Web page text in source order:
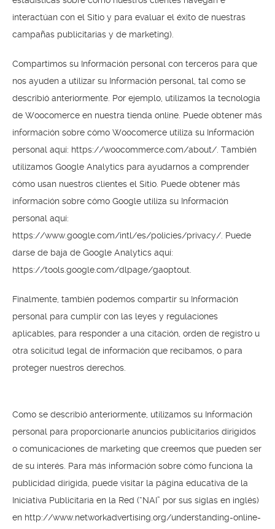
interactúan con el Sitio y para evaluar el éxito de nuestras
campañas publicitarias y de marketing).
Compartimos su Información personal con terceros para que
nos ayuden a utilizar su Información personal, tal como se
describió anteriormente. Por ejemplo, utilizamos la tecnología
de Woocomerce en nuestra tienda online. Puede obtener más
información sobre cómo Woocomerce utiliza su Información
personal aquí: https://woocommerce.com/about/. También
utilizamos Google Analytics para ayudarnos a comprender
cómo usan nuestros clientes el Sitio. Puede obtener más
información sobre cómo Google utiliza su Información
personal aquí:
https://www.google.com/intl/es/policies/privacy/. Puede
darse de baja de Google Analytics aquí:
https://tools.google.com/dlpage/gaoptout.
Finalmente, también podemos compartir su Información
personal para cumplir con las leyes y regulaciones
aplicables, para responder a una citación, orden de registro u
otra solicitud legal de información que recibamos, o para
proteger nuestros derechos.
Como se describió anteriormente, utilizamos su Información
personal para proporcionarle anuncios publicitarios dirigidos
o comunicaciones de marketing que creemos que pueden ser
de su interés. Para más información sobre cómo funciona la
publicidad dirigida, puede visitar la página educativa de la
Iniciativa Publicitaria en la Red (“NAI” por sus siglas en inglés)
en http://www.networkadvertising.org/understanding-online-